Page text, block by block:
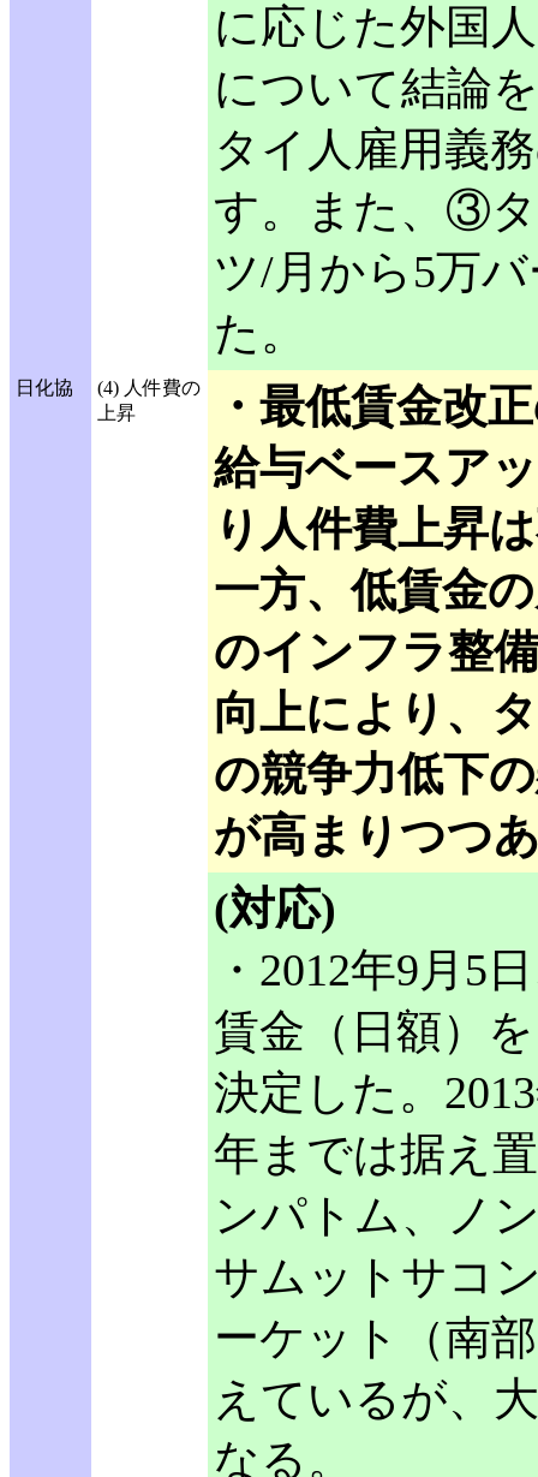
に応じた外国
について結論
タイ人雇用義
す。また、③
ツ/月から5万
た。
日化協
(4) 人件費の
上昇
・最低賃金改
給与ベースア
り人件費上昇
一方、低賃金
のインフラ整
向上により、
の競争力低下
が高まりつつ
(対応)
・2012年9月5
賃金（日額）
決定した。
年までは据え
ンパトム、ノ
サムットサコ
ーケット（南
えているが、
なる。